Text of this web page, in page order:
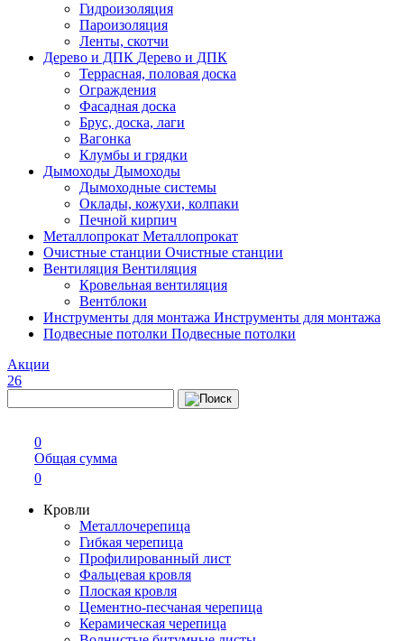
Гидроизоляция
Пароизоляция
Ленты, скотчи
Дерево и ДПК Дерево и ДПК
Террасная, половая доска
Ограждения
Фасадная доска
Брус, доска, лаги
Вагонка
Клумбы и грядки
Дымоходы Дымоходы
Дымоходные системы
Оклады, кожухи, колпаки
Печной кирпич
Металлопрокат Металлопрокат
Очистные станции Очистные станции
Вентиляция Вентиляция
Кровельная вентиляция
Вентблоки
Инструменты для монтажа Инструменты для монтажа
Подвесные потолки Подвесные потолки
Акции
26
0
Общая сумма
0
Кровли
Металлочерепица
Гибкая черепица
Профилированный лист
Фальцевая кровля
Плоская кровля
Цементно-песчаная черепица
Керамическая черепица